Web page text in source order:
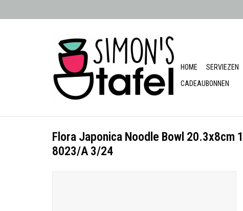
HOME SERVIEZEN
CADEAUBONNEN
Flora Japonica Noodle Bowl 20.3x8cm
8023/A 3/24